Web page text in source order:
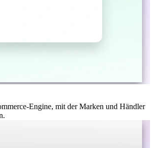
Engine, mit der Marken und Händler